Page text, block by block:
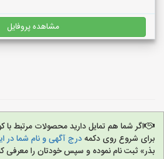
مشاهده پروفایل
اگر شما هم تمایل دارید محصولات مرتبط با
برای شروع روی دکمهدرج آگهی و نام شما در
بذر» ثبت نام نموده و سپس خودتان را معرفی